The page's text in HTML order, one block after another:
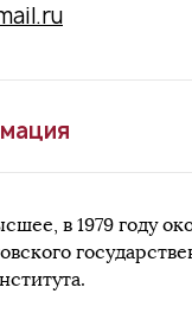
в 1979 году